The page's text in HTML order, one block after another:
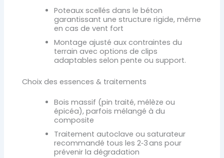
Poteaux scellés dans le béton
garantissant une structure rigide, même
en cas de vent fort
Montage ajusté aux contraintes du
terrain avec options de clips
adaptables selon pente ou support.
Choix des essences & traitements
Bois massif (pin traité, mélèze ou
épicéa), parfois mélangé à du
composite
Traitement autoclave ou saturateur
recommandé tous les 2‑3 ans pour
prévenir la dégradation